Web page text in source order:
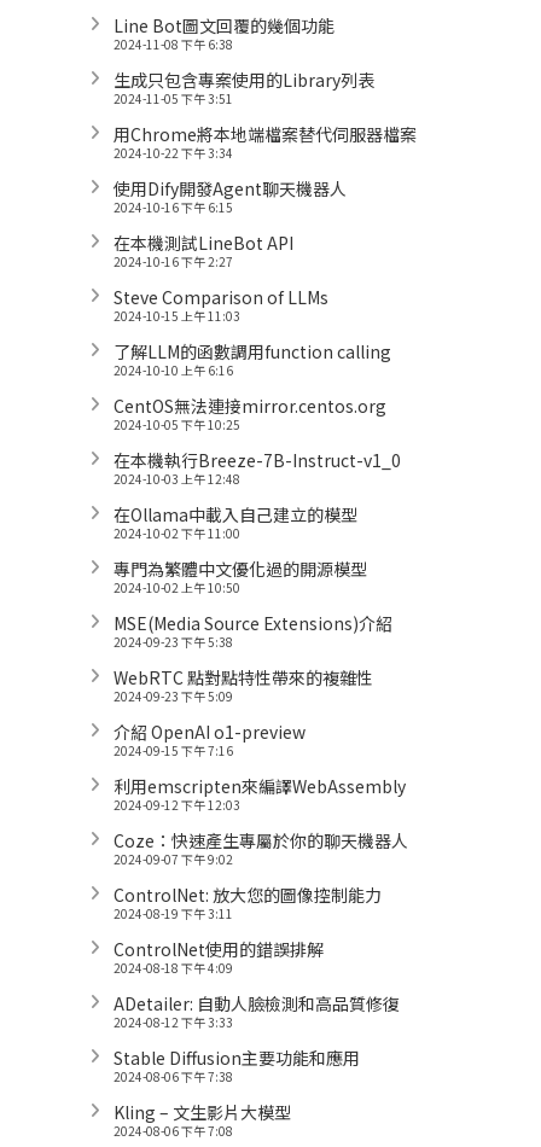
Line Bot圖文回覆的幾個功能
2024-11-08 下午 6:38
生成只包含專案使用的Library列表
2024-11-05 下午 3:51
用Chrome將本地端檔案替代伺服器檔案
2024-10-22 下午 3:34
使用Dify開發Agent聊天機器人
2024-10-16 下午 6:15
在本機測試LineBot API
2024-10-16 下午 2:27
Steve Comparison of LLMs
2024-10-15 上午 11:03
了解LLM的函數調用function calling
2024-10-10 上午 6:16
CentOS無法連接mirror.centos.org
2024-10-05 下午 10:25
在本機執行Breeze-7B-Instruct-v1_0
2024-10-03 上午 12:48
在Ollama中載入自己建立的模型
2024-10-02 下午 11:00
專門為繁體中文優化過的開源模型
2024-10-02 上午 10:50
MSE(Media Source Extensions)介紹
2024-09-23 下午 5:38
WebRTC 點對點特性帶來的複雜性
2024-09-23 下午 5:09
介紹 OpenAI o1-preview
2024-09-15 下午 7:16
利用emscripten來編譯WebAssembly
2024-09-12 下午 12:03
Coze：快速產生專屬於你的聊天機器人
2024-09-07 下午 9:02
ControlNet: 放大您的圖像控制能力
2024-08-19 下午 3:11
ControlNet使用的錯誤排解
2024-08-18 下午 4:09
ADetailer: 自動人臉檢測和高品質修復
2024-08-12 下午 3:33
Stable Diffusion主要功能和應用
2024-08-06 下午 7:38
Kling – 文生影片大模型
2024-08-06 下午 7:08